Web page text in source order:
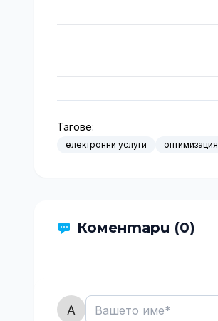
Тагове:
електронни услуги оптимизация
Коментари (0)